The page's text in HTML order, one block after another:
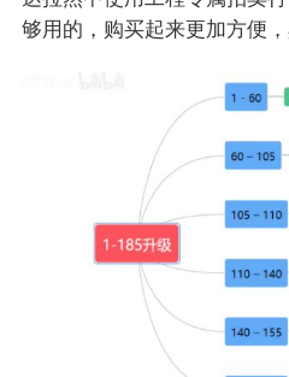
够用的，购买起来更加方便